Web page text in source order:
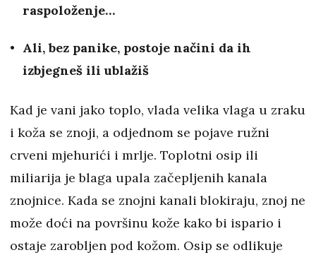
raspoloženje…
Ali, bez panike, postoje načini da ih
izbjegneš ili ublažiš
Kad je vani jako toplo, vlada velika vlaga u zraku
i koža se znoji, a odjednom se pojave ružni
crveni mjehurići i mrlje. Toplotni osip ili
miliarija je blaga upala začepljenih kanala
znojnice. Kada se znojni kanali blokiraju, znoj ne
može doći na površinu kože kako bi ispario i
ostaje zarobljen pod kožom. Osip se odlikuje